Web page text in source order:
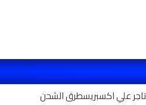
تاجر علي اكسبريسطرق الشحن